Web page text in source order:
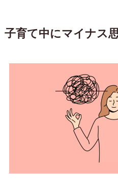
子育て中にマイナス